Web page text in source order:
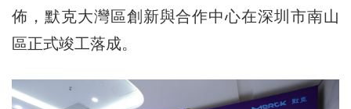
佈，默克大灣區創新與合作中心在深圳市南山
區正式竣工落成。